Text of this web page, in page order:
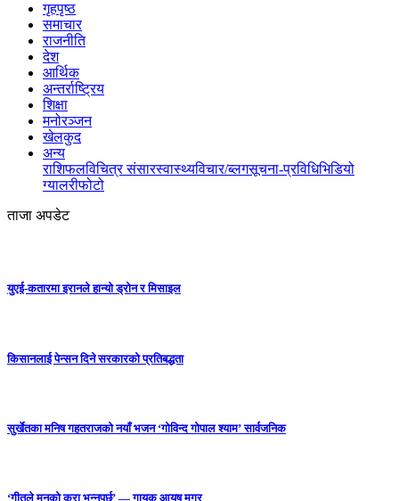
गृहपृष्ठ
समाचार
राजनीति
देश
आर्थिक
अन्तर्राष्ट्रिय
शिक्षा
मनोरञ्जन
खेलकुद
अन्य
राशिफलविचित्र संसारस्वास्थ्यविचार/ब्लगसूचना-प्रविधिभिडियो
ग्यालरीफोटो
ताजा अपडेट
युएई-कतारमा इरानले हान्यो ड्रोन र मिसाइल
किसानलाई पेन्सन दिने सरकारको प्रतिबद्धता
सुर्खेतका मनिष गहतराजको नयाँ भजन ‘गोविन्द गोपाल श्याम’ सार्वजनिक
‘गीतले मनको कुरा भन्नुपर्छ’ — गायक आयुष मगर